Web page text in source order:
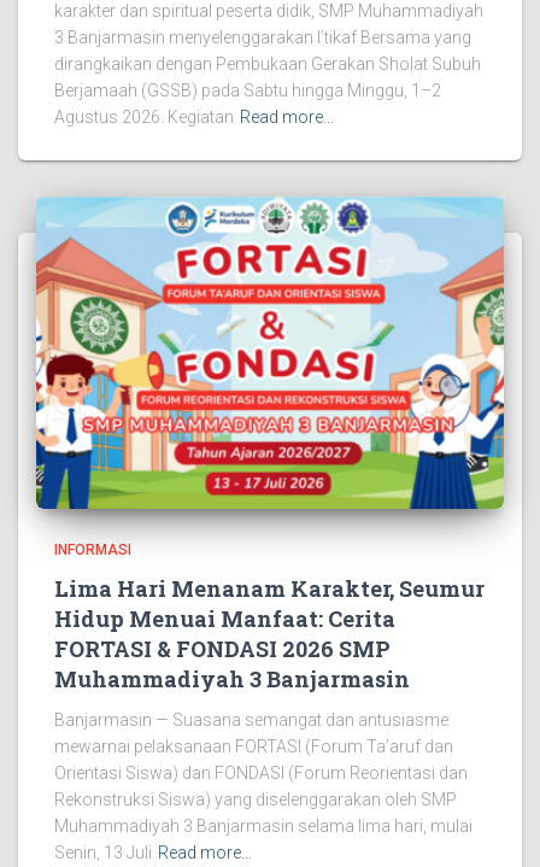
karakter dan spiritual peserta didik, SMP Muhammadiyah
3 Banjarmasin menyelenggarakan I’tikaf Bersama yang
dirangkaikan dengan Pembukaan Gerakan Sholat Subuh
Berjamaah (GSSB) pada Sabtu hingga Minggu, 1–2
Agustus 2026. Kegiatan Read more…
INFORMASI
Lima Hari Menanam Karakter, Seumur
Hidup Menuai Manfaat: Cerita
FORTASI & FONDASI 2026 SMP
Muhammadiyah 3 Banjarmasin
Banjarmasin — Suasana semangat dan antusiasme
mewarnai pelaksanaan FORTASI (Forum Ta’aruf dan
Orientasi Siswa) dan FONDASI (Forum Reorientasi dan
Rekonstruksi Siswa) yang diselenggarakan oleh SMP
Muhammadiyah 3 Banjarmasin selama lima hari, mulai
Senin, 13 Juli Read more…